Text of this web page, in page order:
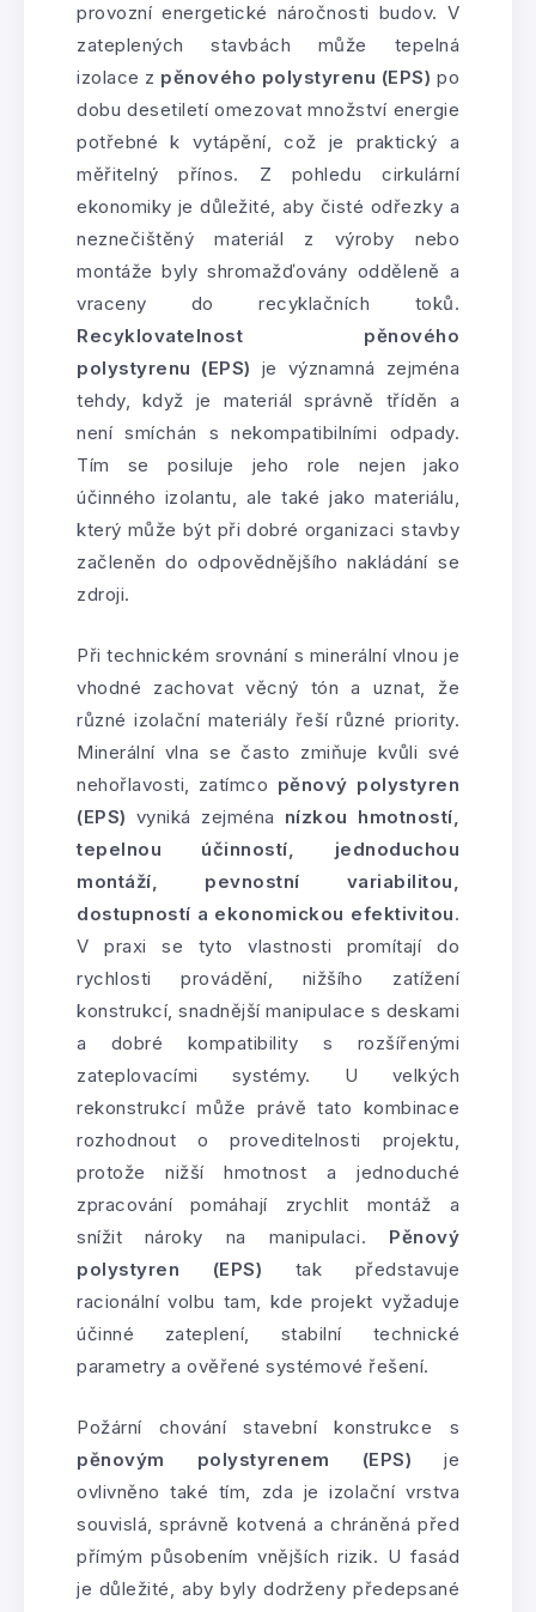
provozní energetické náročnosti budov. V
zateplených stavbách může tepelná
izolace z pěnového polystyrenu (EPS) po
dobu desetiletí omezovat množství energie
potřebné k vytápění, což je praktický a
měřitelný přínos. Z pohledu cirkulární
ekonomiky je důležité, aby čisté odřezky a
neznečištěný materiál z výroby nebo
montáže byly shromažďovány odděleně a
vraceny do recyklačních toků.
Recyklovatelnost pěnového
polystyrenu (EPS) je významná zejména
tehdy, když je materiál správně tříděn a
není smíchán s nekompatibilními odpady.
Tím se posiluje jeho role nejen jako
účinného izolantu, ale také jako materiálu,
který může být při dobré organizaci stavby
začleněn do odpovědnějšího nakládání se
zdroji.
Při technickém srovnání s minerální vlnou je
vhodné zachovat věcný tón a uznat, že
různé izolační materiály řeší různé priority.
Minerální vlna se často zmiňuje kvůli své
nehořlavosti, zatímco pěnový polystyren
(EPS) vyniká zejména nízkou hmotností,
tepelnou účinností, jednoduchou
montáží, pevnostní variabilitou,
dostupností a ekonomickou efektivitou.
V praxi se tyto vlastnosti promítají do
rychlosti provádění, nižšího zatížení
konstrukcí, snadnější manipulace s deskami
a dobré kompatibility s rozšířenými
zateplovacími systémy. U velkých
rekonstrukcí může právě tato kombinace
rozhodnout o proveditelnosti projektu,
protože nižší hmotnost a jednoduché
zpracování pomáhají zrychlit montáž a
snížit nároky na manipulaci. Pěnový
polystyren (EPS) tak představuje
racionální volbu tam, kde projekt vyžaduje
účinné zateplení, stabilní technické
parametry a ověřené systémové řešení.
Požární chování stavební konstrukce s
pěnovým polystyrenem (EPS) je
ovlivněno také tím, zda je izolační vrstva
souvislá, správně kotvená a chráněná před
přímým působením vnějších rizik. U fasád
je důležité, aby byly dodrženy předepsané